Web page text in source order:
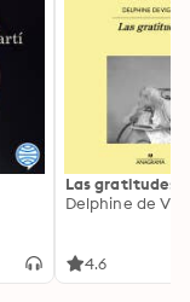
Las gratitudes
Delphine de
4.6